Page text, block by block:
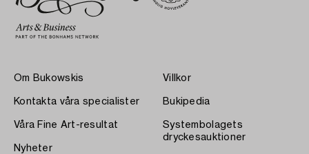
Om Bukowskis
Kontakta våra specialister
Våra Fine Art-resultat
Nyheter
Villkor
Bukipedia
Systembolagets
dryckesauktioner